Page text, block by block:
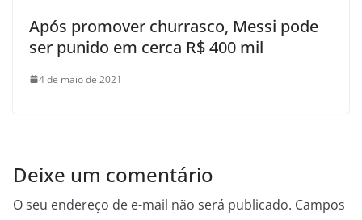
Após promover churrasco, Messi pode
ser punido em cerca R$ 400 mil
4 de maio de 2021
Deixe um comentário
O seu endereço de e-mail não será publicado. Campos